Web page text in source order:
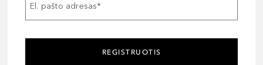
El. pašto adresas*
REGISTRUOTIS